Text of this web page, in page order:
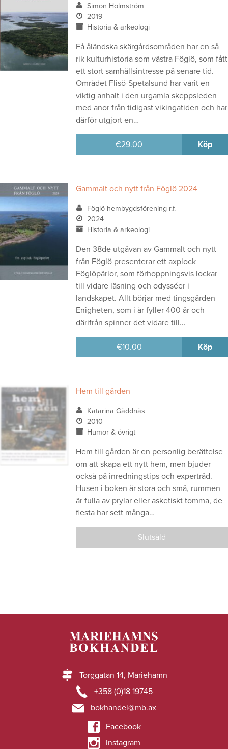
Simon Holmström
2019
Historia & arkeologi
Få åländska skärgårdsområden har en så
rik kulturhistoria som västra Föglö, som fått
ett stort samhällsintresse på senare tid.
Området Flisö-Spetalsund har varit en
viktig anhalt i den urgamla skeppsleden
med anor från tidigast vikingatiden och har
därför utgjort en…
€29.00 Köp
Gammalt och nytt från Föglö 2024
Föglö hembygdsförening r.f.
2024
Historia & arkeologi
Den 38de utgåvan av Gammalt och nytt
från Föglö presenterar ett axplock
Föglöpärlor, som förhoppningsvis lockar
till vidare läsning och odysséer i
landskapet. Allt börjar med tingsgården
Enigheten, som i år fyller 400 år och
därifrån spinner det vidare till…
€10.00 Köp
Hem till gården
Katarina Gäddnäs
2010
Humor & övrigt
Hem till gården är en personlig berättelse
om att skapa ett nytt hem, men bjuder
också på inredningstips och expertråd.
Husen i boken är stora och små, rummen
är fulla av prylar eller asketiskt tomma, de
flesta har sett många…
Slutsåld
Torggatan 14, Mariehamn
+358 (0)18 19745
bokhandel@mb.ax
Facebook
Instagram